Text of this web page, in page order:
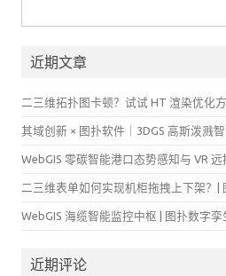
索：
近期文章
二三维拓扑图卡顿？试试 HT 渲染优化
其域创新 × 图扑软件｜3DGS 高斯泼溅
WebGIS 零碳智能港口态势感知与 VR 远
二三维表单如何实现机柜拖拽上下架？|
WebGIS 海缆智能监控中枢 | 图扑数字孪
近期评论